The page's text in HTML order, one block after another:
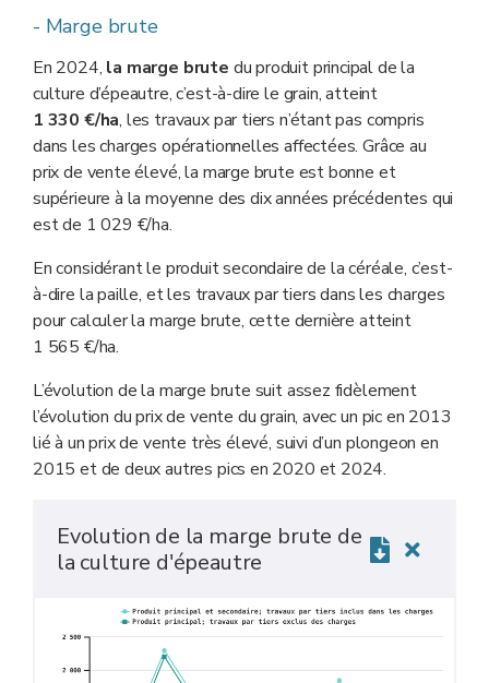
engrais qui sera le poste le plus important jusqu’en
partiellement compensée par la hausse des traitements
phytos.
- Marge brute
En 2024, la marge brute du produit principal de la
culture d’épeautre, c’est-à-dire le grain, atteint
1 330 €/ha, les travaux par tiers n’étant pas compris
dans les charges opérationnelles affectées. Grâce au
prix de vente élevé, la marge brute est bonne et
supérieure à la moyenne des dix années précédentes qui
est de 1 029 €/ha.
En considérant le produit secondaire de la céréale, c’est-
à-dire la paille, et les travaux par tiers dans les charges
pour calculer la marge brute, cette dernière atteint
1 565 €/ha.
L’évolution de la marge brute suit assez fidèlement
l’évolution du prix de vente du grain, avec un pic en 2013
lié à un prix de vente très élevé, suivi d’un plongeon en
2015 et de deux autres pics en 2020 et 2024.
Evolution de la marge brute de
la culture d'épeautre